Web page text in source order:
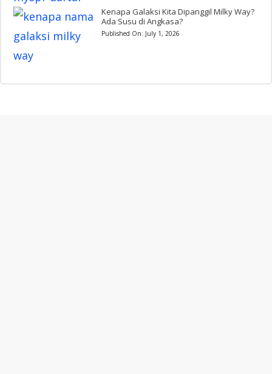
Kenapa Galaksi Kita Dipanggil Milky Way?
Ada Susu di Angkasa?
Published On: July 1, 2026